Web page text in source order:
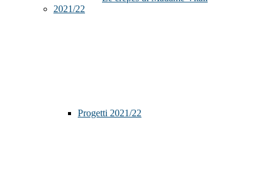
2021/22
Progetti 2021/22